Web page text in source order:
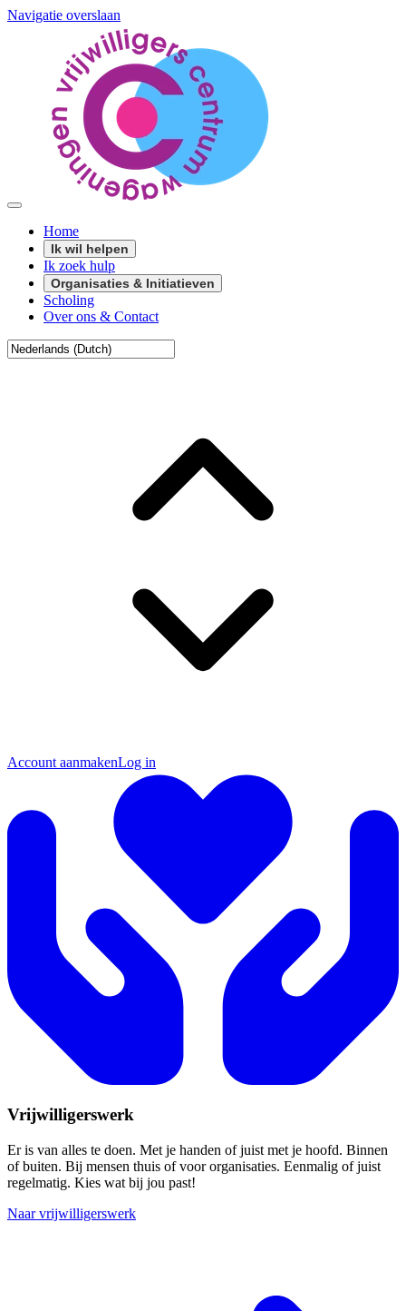
Navigatie overslaan
Home
Ik wil helpen
Ik zoek hulp
Organisaties & Initiatieven
Scholing
Over ons & Contact
Account aanmakenLog in
Vrijwilligerswerk
Er is van alles te doen. Met je handen of juist met je hoofd. Binnen
of buiten. Bij mensen thuis of voor organisaties. Eenmalig of juist
regelmatig. Kies wat bij jou past!
Naar vrijwilligerswerk